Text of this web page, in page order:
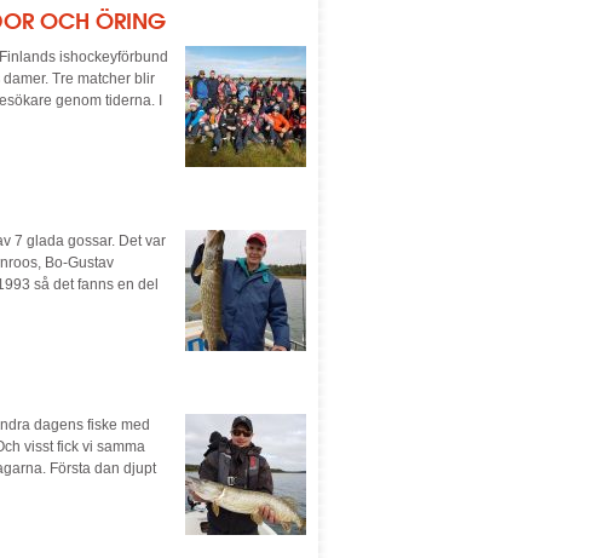
OCH ÖRING
ishockeyförbund
Tre matcher blir
genom tiderna. I
7 glada gossar. Det var
Bo-Gustav
så det fanns en del
dagens fiske med
visst fick vi samma
Första dan djupt